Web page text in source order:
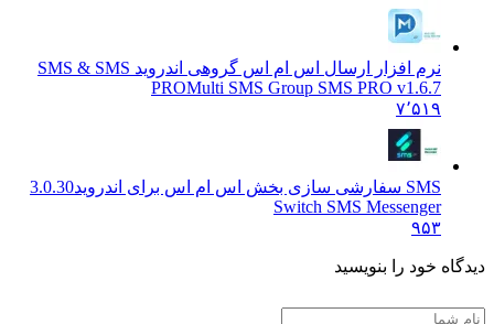
نرم افزار ارسال اس ام اس گروهی اندروید SMS & SMS
PROMulti SMS Group SMS PRO v1.6.7
۷٬۵۱۹
SMS سفارشی سازی بخش اس ام اس برای اندروید
3.0.30
Switch SMS Messenger
۹۵۳
دیدگاه خود را بنویسید